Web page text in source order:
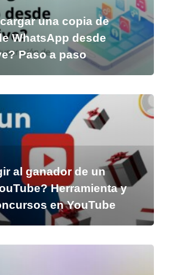
una copia de
WhatsApp desde
Paso a paso
al ganador de un
Herramienta y
en YouTube